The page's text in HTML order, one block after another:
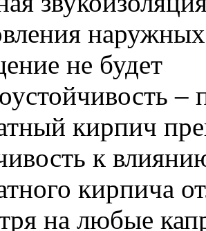
не будет
–
кирпич
к
кирпича
на любые